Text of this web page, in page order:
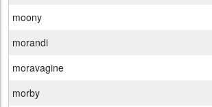
moony
morandi
moravagine
morby